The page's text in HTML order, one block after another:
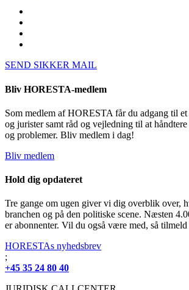
SEND SIKKER MAIL
Bliv HORESTA-medlem
Som medlem af HORESTA får du adgang til et
og jurister samt råd og vejledning til at
og problemer. Bliv medlem i dag!
Bliv medlem
Hold dig opdateret
Tre gange om ugen giver vi dig overblik over,
branchen og på den politiske scene. Næsten
er abonnenter. Vil du også være med, så
HORESTAs nyhedsbrev
;
+45 35 24 80 40